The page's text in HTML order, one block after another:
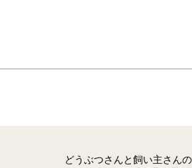
どうぶつさんと飼い主さん